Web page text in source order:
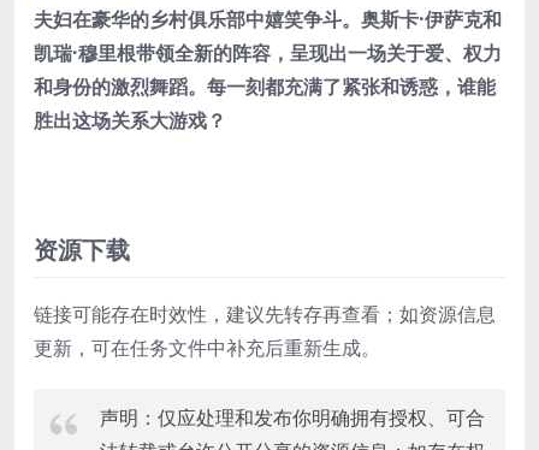
夫妇在豪华的乡村俱乐部中嬉笑争斗。奥斯卡·伊萨克和
凯瑞·穆里根带领全新的阵容，呈现出一场关于爱、权力
和身份的激烈舞蹈。每一刻都充满了紧张和诱惑，谁能
胜出这场关系大游戏？
资源下载
链接可能存在时效性，建议先转存再查看；如资源信息
更新，可在任务文件中补充后重新生成。
声明：仅应处理和发布你明确拥有授权、可合